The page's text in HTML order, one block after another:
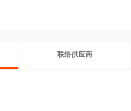
联络供应商